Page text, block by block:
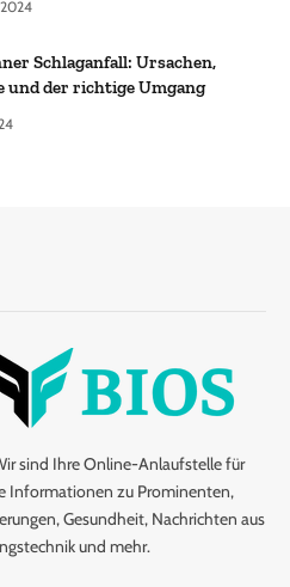
Schlaganfall: Ursachen,
und der richtige Umgang
sind Ihre Online-Anlaufstelle für
Informationen zu Prominenten,
Gesundheit, Nachrichten aus
und mehr.